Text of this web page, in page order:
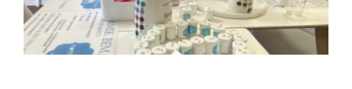
AKTUELLES
KONTAKT